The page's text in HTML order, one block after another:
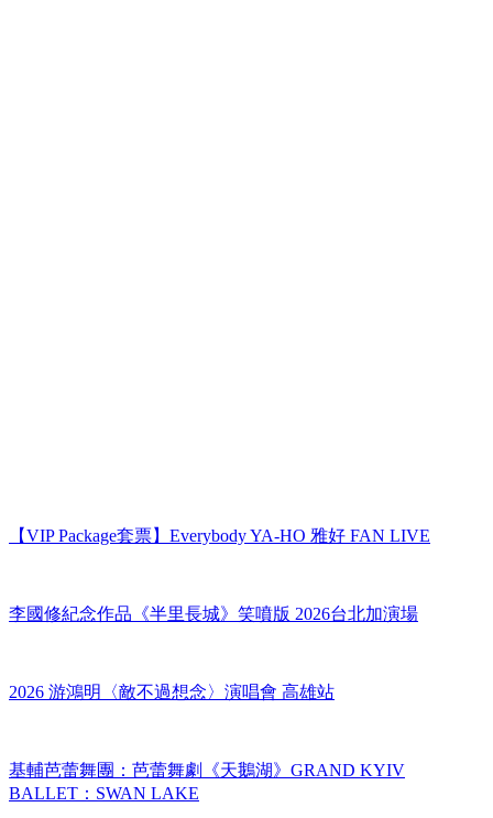
【VIP Package套票】Everybody YA-HO 雅好 FAN LIVE
李國修紀念作品《半里長城》笑噴版 2026台北加演場
2026 游鴻明〈敵不過想念〉演唱會 高雄站